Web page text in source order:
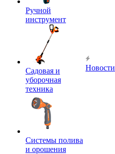
Ручной
инструмент
Садовая и
уборочная
техника
Системы полива
и орошения
Новости